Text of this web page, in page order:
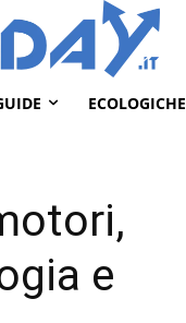
ECOLOGICHE
e